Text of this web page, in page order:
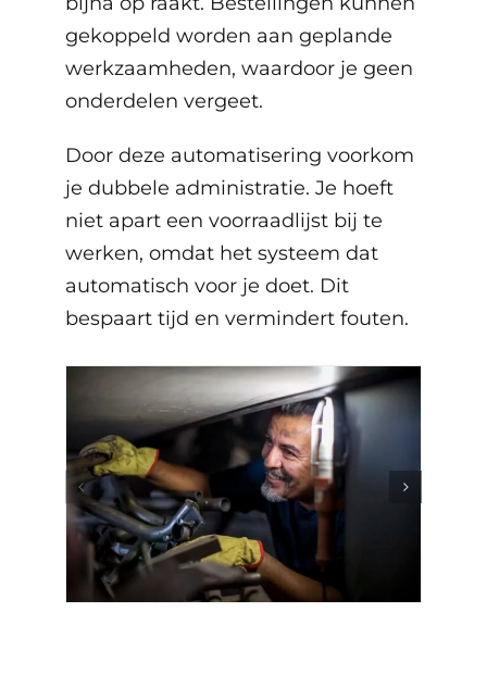
gekoppeld worden aan geplande
werkzaamheden, waardoor je geen
onderdelen vergeet.
Door deze automatisering voorkom
je dubbele administratie. Je hoeft
niet apart een voorraadlijst bij te
werken, omdat het systeem dat
automatisch voor je doet. Dit
bespaart tijd en vermindert fouten.